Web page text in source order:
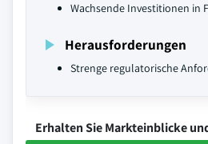
Wachsende Investitionen in
Herausforderungen
Strenge regulatorische
Erhalten Sie Markteinblicke